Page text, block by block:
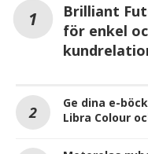
Brilliant
för enkel
Ge dina e-
Libra Colour